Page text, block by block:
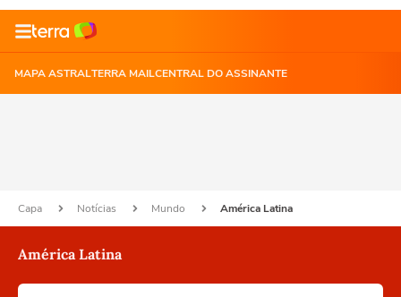
MAPA ASTRALTERRA MAILCENTRAL DO ASSINANTE
Capa Notícias Mundo América Latina
América Latina